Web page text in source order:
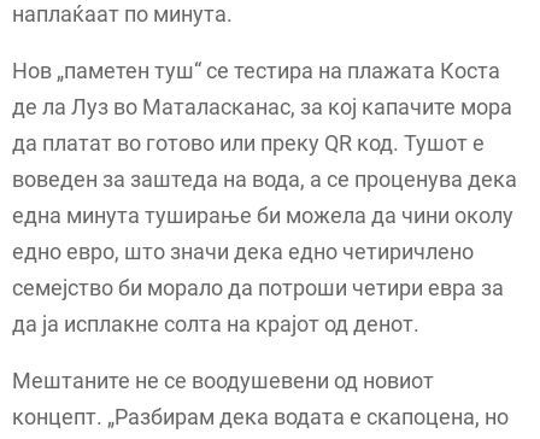
наплаќаат по минута.
Нов „паметен туш“ се тестира на плажата Коста
де ла Луз во Маталасканас, за кој капачите мора
да платат во готово или преку QR код. Тушот е
воведен за заштеда на вода, а се проценува дека
една минута туширање би можела да чини околу
едно евро, што значи дека едно четиричлено
семејство би морало да потроши четири евра за
да ја исплакне солта на крајот од денот.
Мештаните не се воодушевени од новиот
концепт. „Разбирам дека водата е скапоцена, но